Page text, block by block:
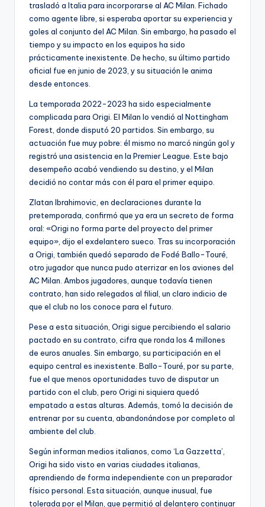
trasladó a Italia para incorporarse al AC Milan. Fichado
como agente libre, si esperaba aportar su experiencia y
goles al conjunto del AC Milan. Sin embargo, ha pasado el
tiempo y su impacto en los equipos ha sido
prácticamente inexistente. De hecho, su último partido
oficial fue en junio de 2023, y su situación le anima
desde entonces.
La temporada 2022-2023 ha sido especialmente
complicada para Origi. El Milan lo vendió al Nottingham
Forest, donde disputó 20 partidos. Sin embargo, su
actuación fue muy pobre: ​​él mismo no marcó ningún gol y
registró una asistencia en la Premier League. Este bajo
desempeño acabó vendiendo su destino, y el Milan
decidió no contar más con él para el primer equipo.
Zlatan Ibrahimovic, en declaraciones durante la
pretemporada, confirmó que ya era un secreto de forma
oral: «Origi no forma parte del proyecto del primer
equipo», dijo el exdelantero sueco. Tras su incorporación
a Origi, también quedó separado de Fodé Ballo-Touré,
otro jugador que nunca pudo aterrizar en los aviones del
AC Milan. Ambos jugadores, aunque todavía tienen
contrato, han sido relegados al filial, un claro indicio de
que el club no los conoce para el futuro.
Pese a esta situación, Origi sigue percibiendo el salario
pactado en su contrato, cifra que ronda los 4 millones
de euros anuales. Sin embargo, su participación en el
equipo central es inexistente. Ballo-Touré, por su parte,
fue el que menos oportunidades tuvo de disputar un
partido con el club, pero Origi ni siquiera quedó
empatado a estas alturas. Además, tomó la decisión de
entrenar por su cuenta, abandonándose por completo al
ambiente del club.
Según informan medios italianos, como ‘La Gazzetta’,
Origi ha sido visto en varias ciudades italianas,
aprendiendo de forma independiente con un preparador
físico personal. Esta situación, aunque inusual, fue
tolerada por el Milan, que permitió al delantero continuar